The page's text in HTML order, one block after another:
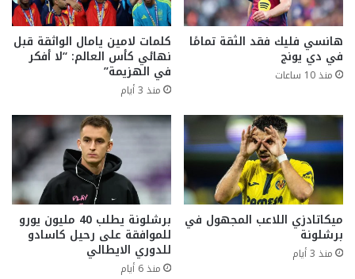
هانسي فليك فقد الثقة تمامًا
في دي يونج
منذ 10 ساعات
كلمات لامين يامال الواثقة قبل
نهائي كأس العالم: “لا أفكر
في الهزيمة”
منذ 3 أيام
ميكاتادزي اللاعب المجهول في
برشلونة
منذ 3 أيام
برشلونة يطلب 40 مليون يورو
للموافقة على رحيل كاسادو
للدوري الايطالي
منذ 6 أيام